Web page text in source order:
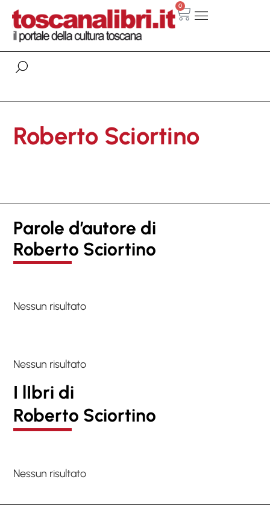
0
Roberto Sciortino
Parole d’autore di
Roberto Sciortino
Nessun risultato
Nessun risultato
I lIbri di
Roberto Sciortino
Nessun risultato